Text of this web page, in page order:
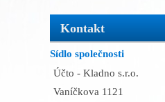
Kontakt
Sídlo společnosti
Účto - Kladno s.r.o.
Vaníčkova 1121